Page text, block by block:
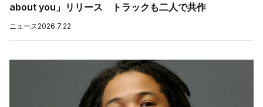
about you」リリース トラックも二人で共作
ニュース2026.7.22